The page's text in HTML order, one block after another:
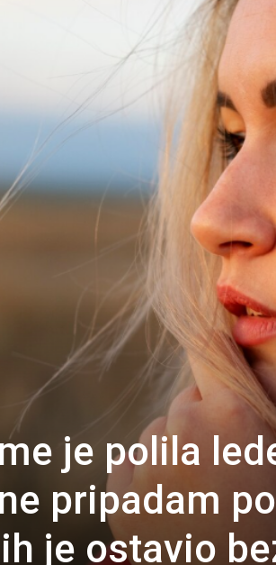
je polila
pripadam
je ostavio